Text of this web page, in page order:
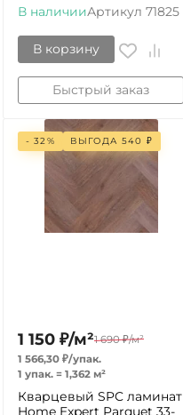
В наличииАртикул 71825
В корзину
Быстрый заказ
- 32% ВЫГОДА 540 ₽
1 150 ₽/м²1 690 ₽/м²
1 566,30 ₽/упак.
1 упак. = 1,362 м²
Кварцевый SPC ламинат
Home Expert Parquet 33-